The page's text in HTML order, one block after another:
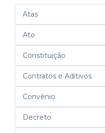
Atas
Ato
Constituição
Contratos e Aditivos
Convênio
Decreto